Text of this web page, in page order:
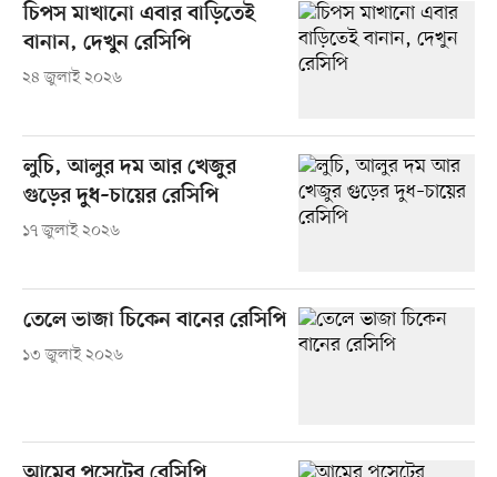
চিপস মাখানো এবার বাড়িতেই
বানান, দেখুন রেসিপি
২৪ জুলাই ২০২৬
লুচি, আলুর দম আর খেজুর
গুড়ের দুধ–চায়ের রেসিপি
১৭ জুলাই ২০২৬
তেলে ভাজা চিকেন বানের রেসিপি
১৩ জুলাই ২০২৬